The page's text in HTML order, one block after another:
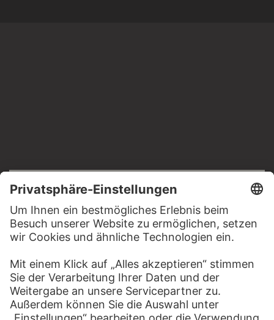
Impressum
Datenschutz
Copyright © 2026 Städel Museum
All rights reserved.
DIGITALE SAMMLUNG
Startseite
Werke
Künstler